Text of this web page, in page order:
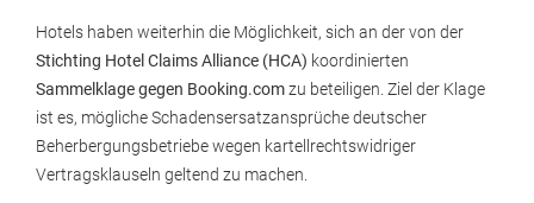
Hotels haben weiterhin die Möglichkeit, sich an der von der
Stichting Hotel Claims Alliance (HCA) koordinierten
Sammelklage gegen Booking.comzu beteiligen. Ziel der Klage
ist es, mögliche Schadensersatzansprüche deutscher
Beherbergungsbetriebe wegen kartellrechtswidriger
Vertragsklauseln geltend zu machen.